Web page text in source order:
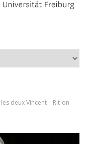
deux Vincent – Rit-on